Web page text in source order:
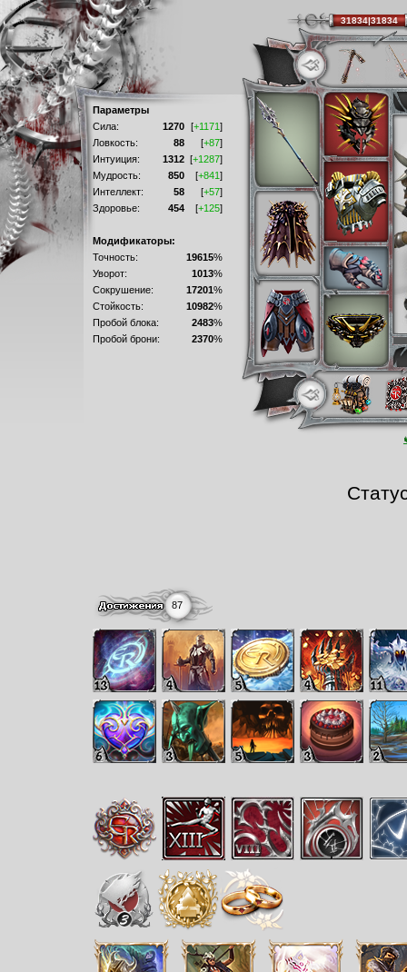
Параметры
Сила:
1270 [+1171]
Ловкость:
88 [+87]
Интуиция:
1312 [+1287]
Мудрость:
850 [+841]
Интеллект:
58 [+57]
Здоровье:
454 [+125]
Модификаторы:
Точность:
19615%
Уворот:
1013%
Сокрушение:
17201%
Стойкость:
10982%
Пробой блока:
2483%
Пробой брони:
2370%
87
31834|31834